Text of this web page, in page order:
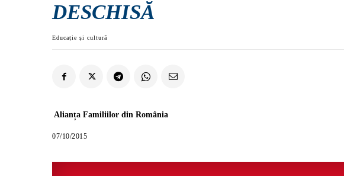
DESCHISĂ
Educație și cultură
Alianța Familiilor din România
07/10/2015